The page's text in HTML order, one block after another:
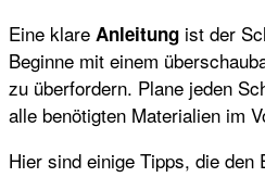
Eine klare Anleitung ist der
Beginne mit einem
zu überfordern. Plane jeden
alle benötigten Materialien im
Hier sind einige Tipps, die den